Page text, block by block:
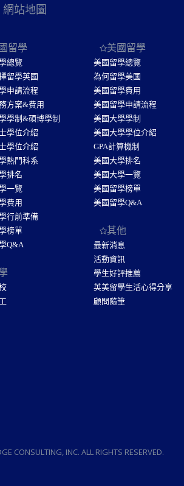
網站地圖
留學
總覽
留學英國
申請流程
方案&費用
學制&碩博學制
學位介紹
學位介紹
熱門科系
排名
一覽
費用
行前準備
榜單
Q&A
美國留學
美國留學總覽
為何留學美國
美國留學費用
美國留學申請流程
美國大學學制
美國大學學位介紹
GPA計算機制
美國大學排名
美國大學一覽
美國留學榜單
美國留學Q&A
其他
最新消息
活動資訊
學生好評推薦
英美留學生活心得分享
顧問隨筆
CONSULTING, INC. ALL RIGHTS RESERVED.